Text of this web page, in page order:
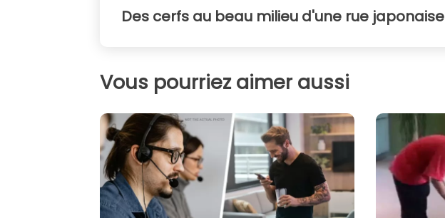
Des cerfs au beau milieu d'une rue japonaise
Vous pourriez aimer aussi